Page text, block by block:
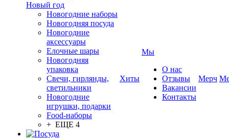
Новый год
Новогодние наборы
Новогодняя посуда
Новогодние
аксессуары
Елочные шары
Новогодняя
упаковка
Свечи, гирлянды,
светильники
Новогодние
игрушки, подарки
Food-наборы
+ ЕЩЕ 4
Хиты
Мы
О нас
Отзывы
Вакансии
Контакты
Мерч